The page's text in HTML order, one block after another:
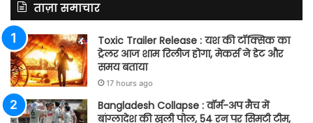
ताज़ा समाचार
Toxic Trailer Release : यश की टॉक्सिक का
ट्रेलर आज शाम रिलीज होगा, मेकर्स ने डेट और
समय बताया
17 hours ago
Bangladesh Collapse : वॉर्म-अप मैच में
बांग्लादेश की खुली पोल, 54 रन पर सिमटी टीम,